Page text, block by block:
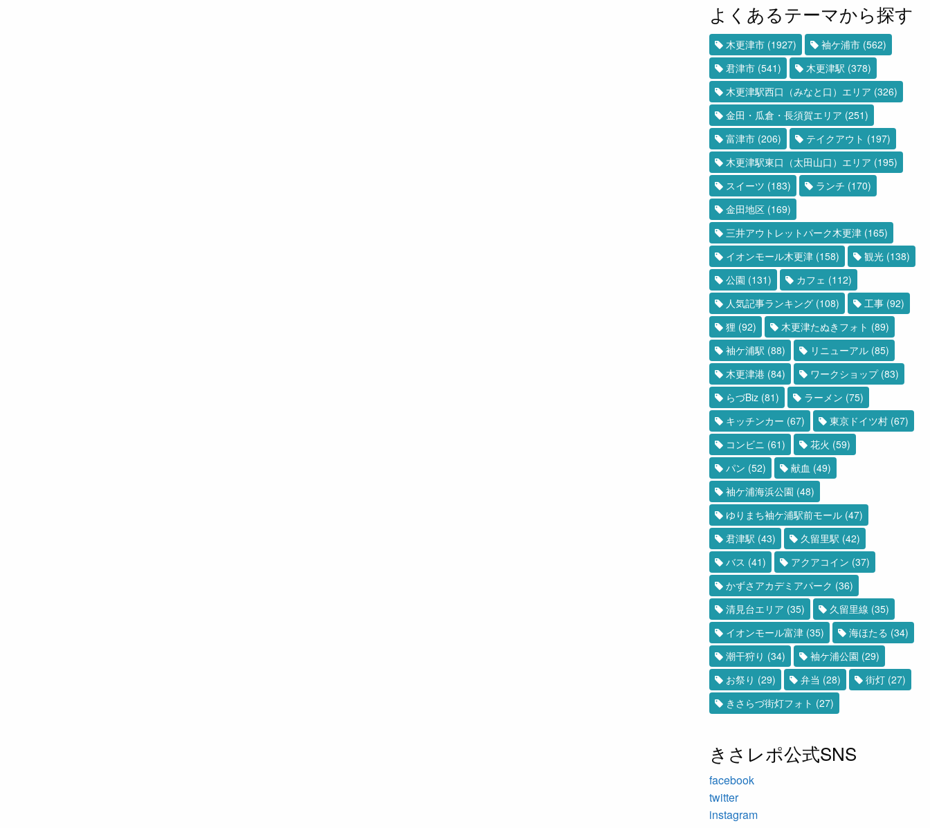
よくあるテーマから探す
木更津市(1927) 袖ケ浦市(562)
君津市(541) 木更津駅 (378)
木更津駅西口（みなと口）エリア (326)
金田・瓜倉・長須賀エリア (251)
富津市(206) テイクアウト (197)
木更津駅東口（太田山口）エリア (195)
スイーツ (183) ランチ (170)
金田地区(169)
三井アウトレットパーク木更津(165)
イオンモール木更津(158) 観光(138)
公園 (131) カフェ (112)
人気記事ランキング(108) 工事(92)
狸 (92) 木更津たぬきフォト (89)
袖ケ浦駅 (88) リニューアル(85)
木更津港(84) ワークショップ(83)
らづBiz(81) ラーメン (75)
キッチンカー (67) 東京ドイツ村(67)
コンビニ (61) 花火 (59)
パン (52) 献血 (49)
袖ケ浦海浜公園 (48)
ゆりまち袖ケ浦駅前モール(47)
君津駅 (43) 久留里駅 (42)
バス (41) アクアコイン (37)
かずさアカデミアパーク (36)
清見台エリア (35) 久留里線 (35)
イオンモール富津(35) 海ほたる (34)
潮干狩り (34) 袖ケ浦公園 (29)
お祭り (29) 弁当 (28) 街灯(27)
きさらづ街灯フォト (27)
きさレポ公式SNS
facebook
twitter
instagram